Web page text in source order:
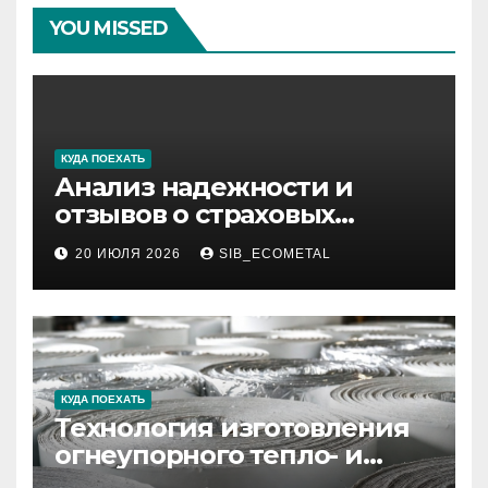
YOU MISSED
КУДА ПОЕХАТЬ
Анализ надежности и
отзывов о страховых
компаниях по итогам 2026
года
20 ИЮЛЯ 2026 SIB_ECOMETAL
КУДА ПОЕХАТЬ
Технология изготовления
огнеупорного тепло- и